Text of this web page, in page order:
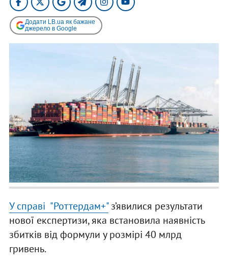
Додати LB.ua як бажане
джерело в Google
У справі "Роттердам+"з’явилися результати
нової експертизи, яка встановила наявність
збитків від формули у розмірі 40 млрд
гривень.